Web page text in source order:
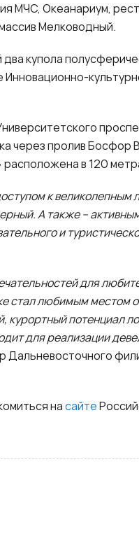
МЧС, Океанариум,
Мелководный.
купола
через пролив
в 120
к
А также –
и
для
стал любимым местом
потенциал
для реализации
Дальневосточного
насайте